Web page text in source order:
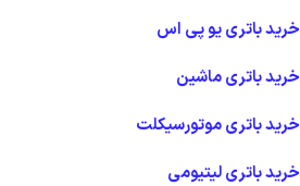
اگر علاوه بر باتری صنعتی، به باتری های
تولید می کنیم و می تونی با خیال راحت از